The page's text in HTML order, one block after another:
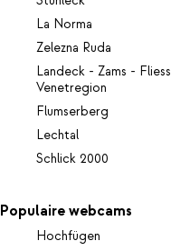
La Norma
Zelezna Ruda
Landeck - Zams - Fliess
Venetregion
Flumserberg
Lechtal
Schlick 2000
Populaire webcams
Hochfügen